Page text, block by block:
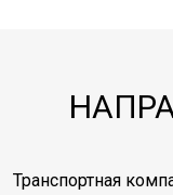
заканчивая
Транспортная